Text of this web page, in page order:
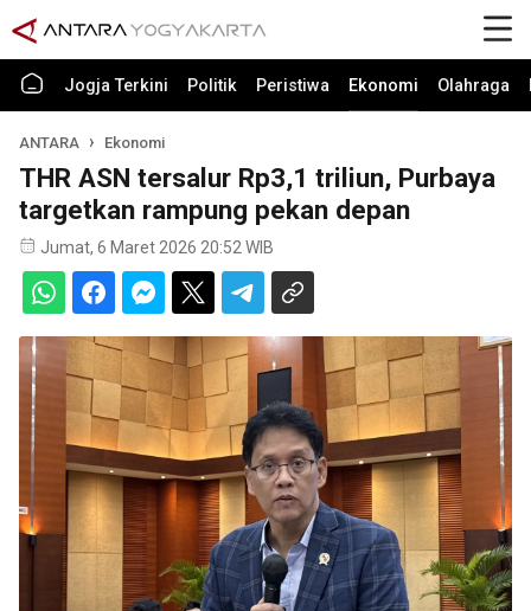
Jogja Terkini Politik Peristiwa Ekonomi Olahraga
ANTARA Ekonomi
THR ASN tersalur Rp3,1 triliun, Purbaya
targetkan rampung pekan depan
Jumat, 6 Maret 2026 20:52 WIB